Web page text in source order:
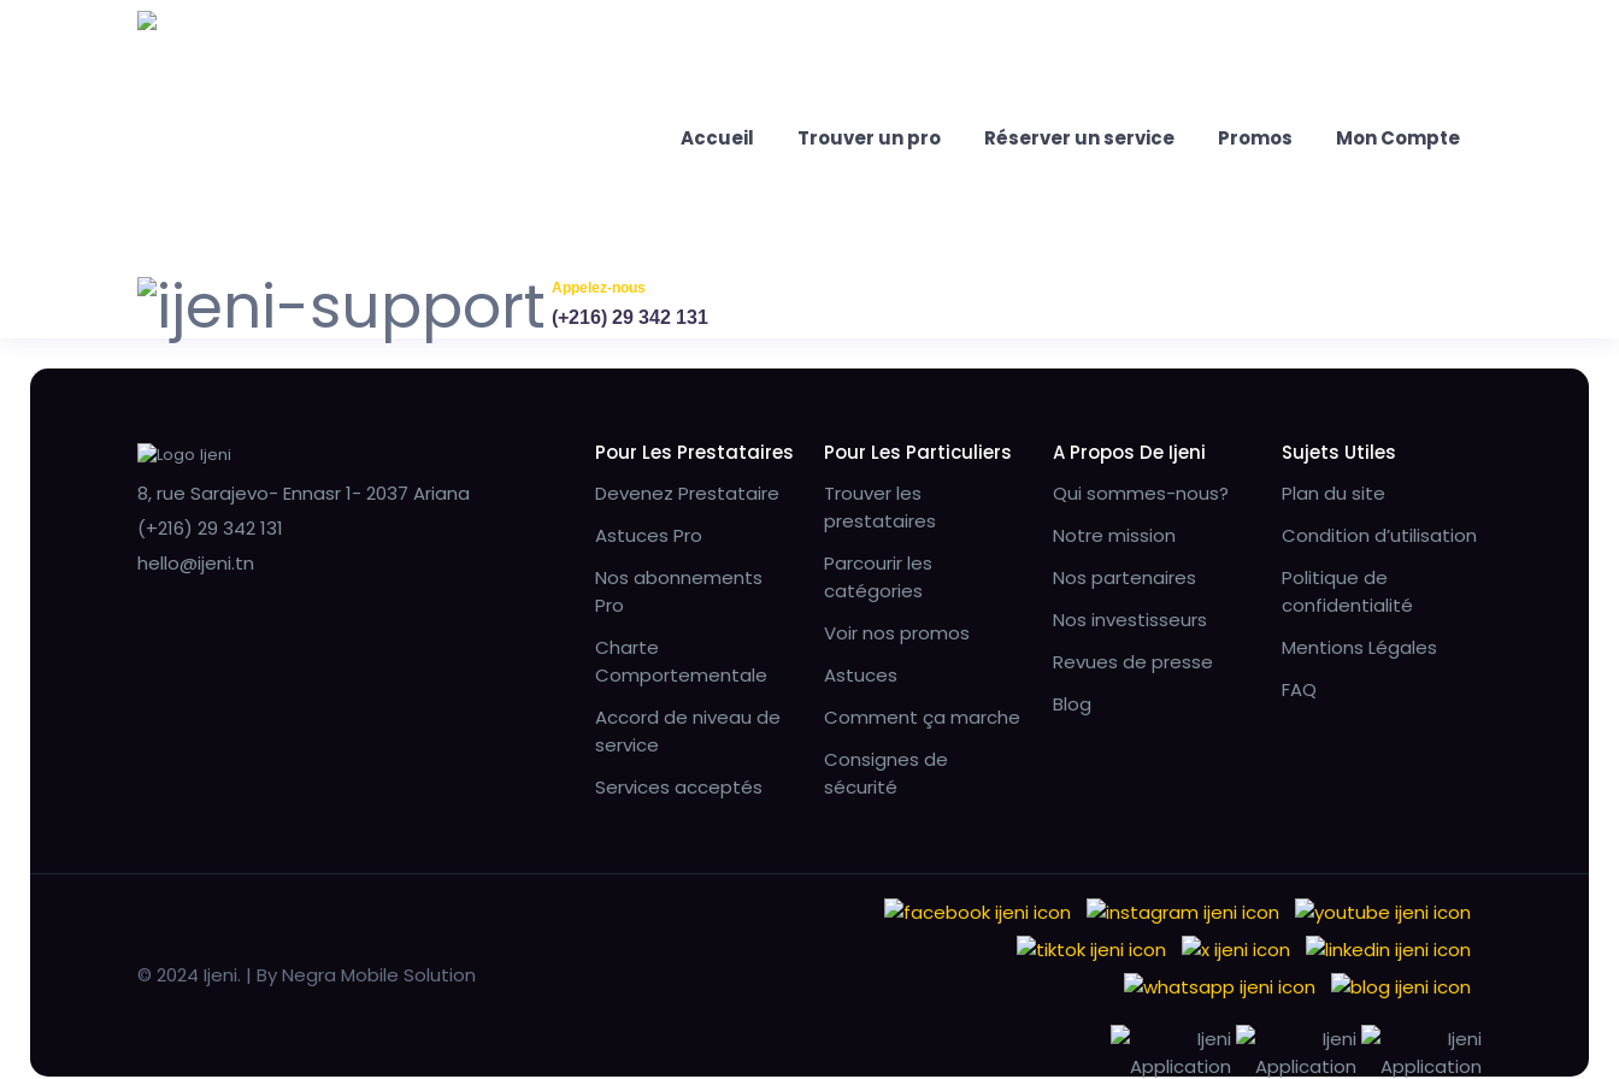
Accueil Trouver un pro Réserver un service Promos Mon Compte
Appelez-nous
(+216) 29 342 131
8, rue Sarajevo- Ennasr 1- 2037 Ariana
(+216) 29 342 131
hello@ijeni.tn
Pour Les Prestataires
Devenez Prestataire
Astuces Pro
Nos abonnements
Pro
Charte
Comportementale
Accord de niveau de
service
Services acceptés
Pour Les Particuliers
Trouver les
prestataires
Parcourir les
catégories
Voir nos promos
Astuces
Comment ça marche
Consignes de
sécurité
A Propos De Ijeni
Qui sommes-nous?
Notre mission
Nos partenaires
Nos investisseurs
Revues de presse
Blog
Sujets Utiles
Plan du site
Condition d’utilisation
Politique de
confidentialité
Mentions Légales
FAQ
© 2024 Ijeni. | By Negra Mobile Solution